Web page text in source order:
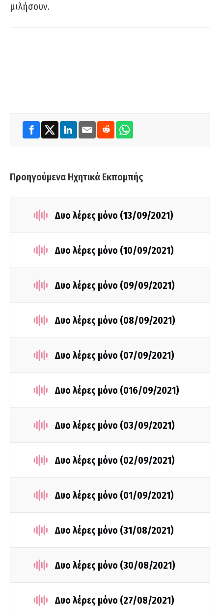
μιλήσουν.
Προηγούμενα Ηχητικά Εκπομπής
Δυο λέρες μόνο (13/09/2021)
Δυο λέρες μόνο (10/09/2021)
Δυο λέρες μόνο (09/09/2021)
Δυο λέρες μόνο (08/09/2021)
Δυο λέρες μόνο (07/09/2021)
Δυο λέρες μόνο (016/09/2021)
Δυο λέρες μόνο (03/09/2021)
Δυο λέρες μόνο (02/09/2021)
Δυο λέρες μόνο (01/09/2021)
Δυο λέρες μόνο (31/08/2021)
Δυο λέρες μόνο (30/08/2021)
Δυο λέρες μόνο (27/08/2021)